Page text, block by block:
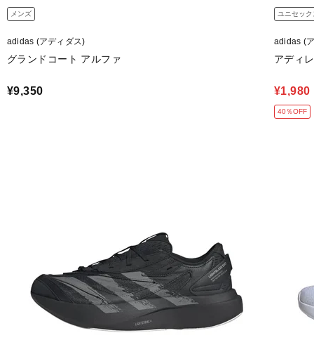
メンズ
adidas (アディダス)
グランドコート アルファ
¥9,350
ユニセック
adidas (
アディ
¥1,980
40％OFF